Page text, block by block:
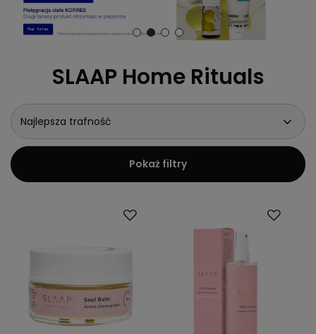
SLAAP Home Rituals
Najlepsza trafność
Pokaż filtry